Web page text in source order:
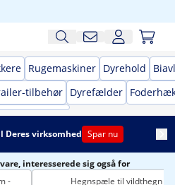
Rugemaskiner Dyrehold
tilbehør Dyrefælder
Deres virksomhed Spar nu
interesserede sig også for
-
Hegnspæle til vildthegn -